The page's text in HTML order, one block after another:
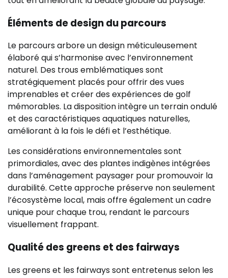
Éléments de design du parcours
Le parcours arbore un design méticuleusement
élaboré qui s’harmonise avec l’environnement
naturel. Des trous emblématiques sont
stratégiquement placés pour offrir des vues
imprenables et créer des expériences de golf
mémorables. La disposition intègre un terrain ondulé
et des caractéristiques aquatiques naturelles,
améliorant à la fois le défi et l’esthétique.
Les considérations environnementales sont
primordiales, avec des plantes indigènes intégrées
dans l’aménagement paysager pour promouvoir la
durabilité. Cette approche préserve non seulement
l’écosystème local, mais offre également un cadre
unique pour chaque trou, rendant le parcours
visuellement frappant.
Qualité des greens et des fairways
Les greens et les fairways sont entretenus selon les